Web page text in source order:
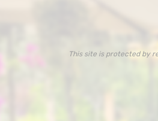
This site is protected by